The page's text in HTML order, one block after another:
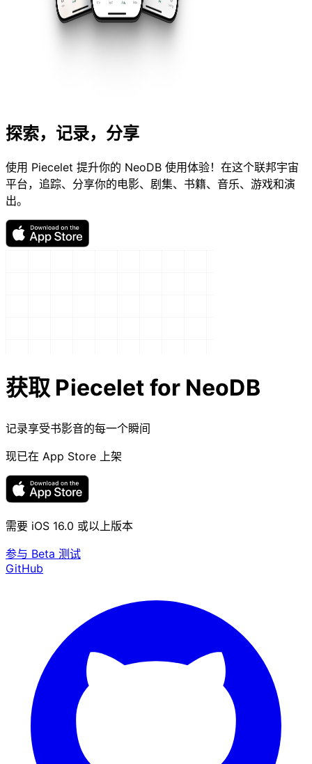
探索，记录，分享
使用 Piecelet 提升你的 NeoDB 使用体验！在这个联邦宇宙
平台，追踪、分享你的电影、剧集、书籍、音乐、游戏和演
出。
获取 Piecelet for NeoDB
记录享受书影音的每一个瞬间
现已在 App Store 上架
需要 iOS 16.0 或以上版本
参与 Beta 测试
GitHub